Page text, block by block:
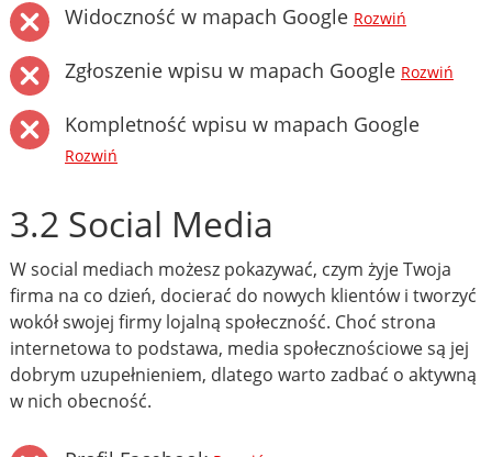
Widoczność w mapach Google Rozwiń
Zgłoszenie wpisu w mapach Google Rozwiń
Kompletność wpisu w mapach Google
Rozwiń
3.2 Social Media
W social mediach możesz pokazywać, czym żyje Twoja
firma na co dzień, docierać do nowych klientów i tworzyć
wokół swojej firmy lojalną społeczność. Choć strona
internetowa to podstawa, media społecznościowe są jej
dobrym uzupełnieniem, dlatego warto zadbać o aktywną
w nich obecność.